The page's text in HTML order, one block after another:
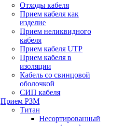
Отходы кабеля
Прием кабеля как
изделие
Прием неликвидного
кабеля
Прием кабеля UTP
Прием кабеля в
изоляции
Кабель со свинцовой
оболочкой
СИП кабеля
Прием РЗМ
Титан
Несортированный